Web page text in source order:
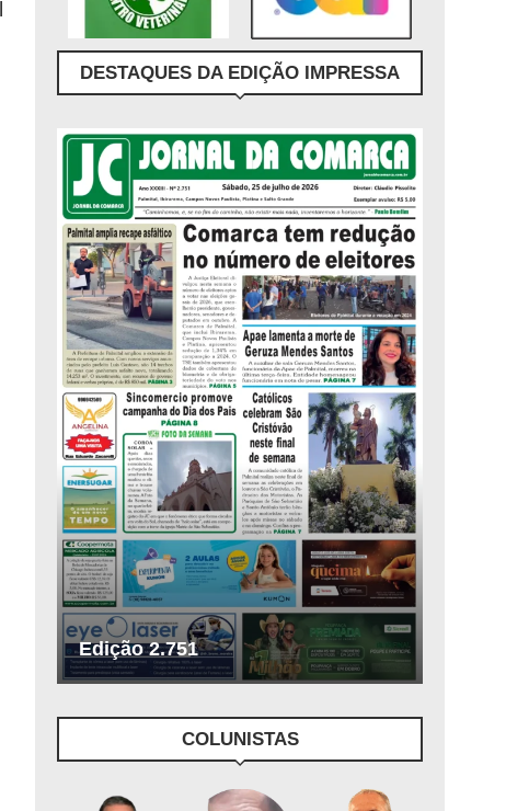
DESTAQUES DA EDIÇÃO IMPRESSA
Edição 2.751
COLUNISTAS